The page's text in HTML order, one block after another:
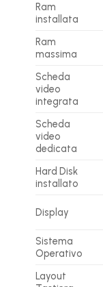
Ram
installata
Ram
massima
Scheda
video
integrata
Scheda
video
dedicata
Hard Disk
installato
Display
Sistema
Operativo
Layout